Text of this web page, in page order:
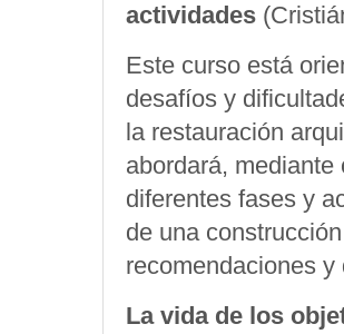
actividades
Este curso está
desafíos y
la restauración
abordará,
diferentes fases y
de una
recomendaciones
La vida de los